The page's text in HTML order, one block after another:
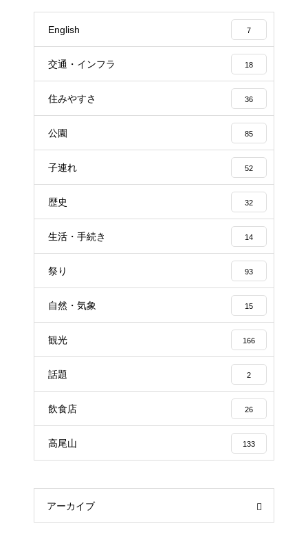
English 7
交通・インフラ 18
住みやすさ 36
公園 85
子連れ 52
歴史 32
生活・手続き 14
祭り 93
自然・気象 15
観光 166
話題 2
飲食店 26
高尾山 133
アーカイブ